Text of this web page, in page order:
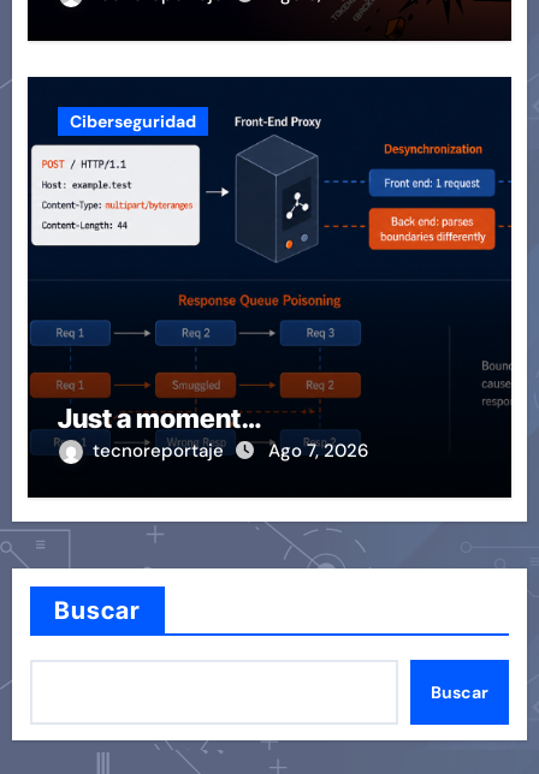
Ciberseguridad
Just a moment…
tecnoreportaje Ago 7, 2026
Buscar
Buscar